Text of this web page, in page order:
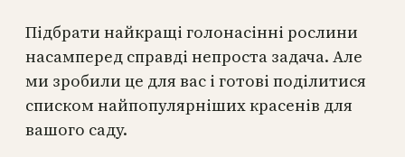
Підбрати найкращі голонасінні рослини
насамперед справді непроста задача. Але
ми зробили це для вас і готові поділитися
списком найпопулярніших красенів для
вашого саду.